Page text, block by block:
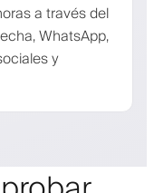
a través del
WhatsApp,
y